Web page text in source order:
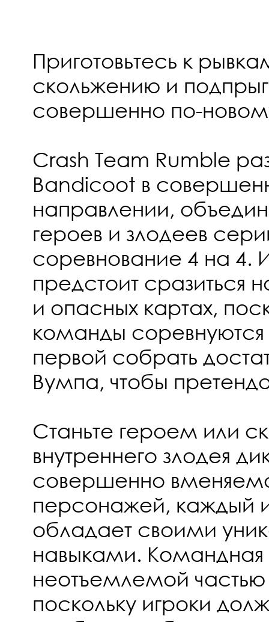
Приготовьтесь к
скольжению и
совершенно по-
Crash Team Rumble
Bandicoot в
направлении,
героев и злодеев
соревнование 4 на 4.
предстоит сразиться
и опасных картах,
команды соревнуются
первой собрать
Вумпа, чтобы
Станьте героем или
внутреннего злодея
совершенно
персонажей, каждый
обладает своими
навыками. Командная
неотъемлемой
поскольку игроки